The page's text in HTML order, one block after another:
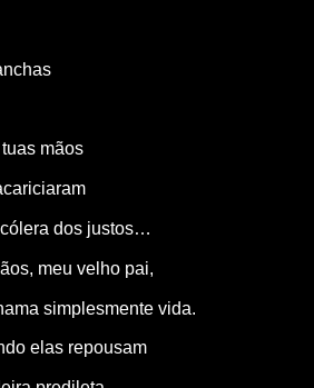
mãos
dos justos…
meu velho pai,
simplesmente vida.
elas repousam